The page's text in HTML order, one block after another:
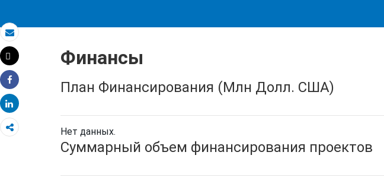
Электронная почта
Распечатать
Tweet
Share
Share
Финансы
План Финансирования (Млн Долл. США)
Нет данных.
Суммарный объем финансирования проектов